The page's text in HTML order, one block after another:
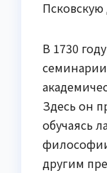
В 1730
Здесь он
обучаясь
другим